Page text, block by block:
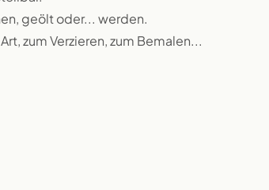
geölt oder... werden.
zum Verzieren, zum Bemalen...